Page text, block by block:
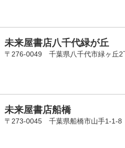
未来屋書店八千代緑が丘
〒276-0049 千葉県八千代市緑ヶ丘2
未来屋書店船橋
〒273-0045 千葉県船橋市山手1-1-8